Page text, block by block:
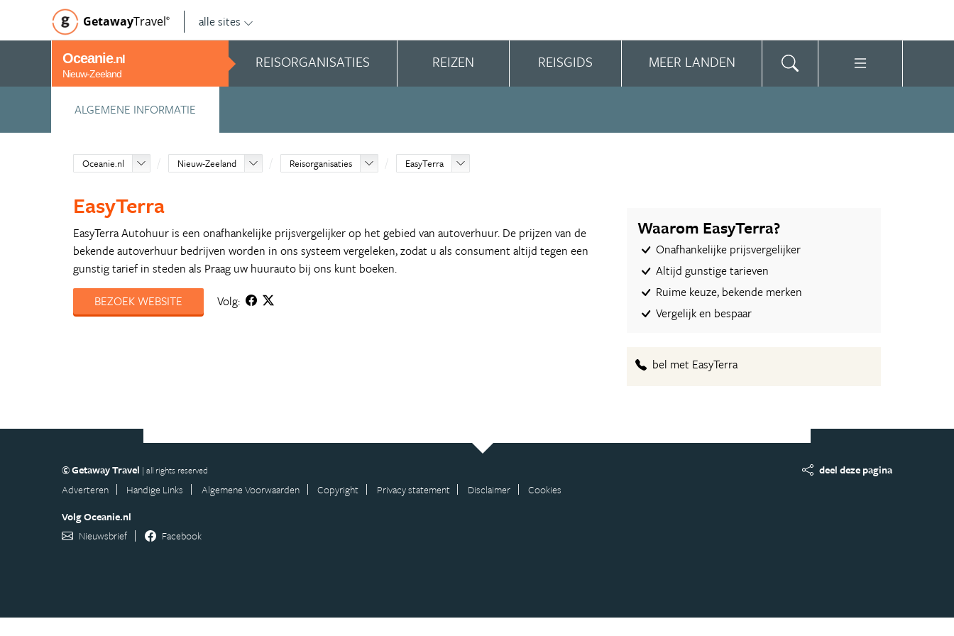
GetawayTravel© alle sites
Oceanie.nl
Nieuw-Zeeland
REISORGANISATIES REIZEN REISGIDS MEER LANDEN
ALGEMENE INFORMATIE
Oceanie.nl Nieuw-Zeeland Reisorganisaties EasyTerra
EasyTerra
EasyTerra Autohuur is een onafhankelijke prijsvergelijker op het gebied van autoverhuur. De prijzen van de
bekende autoverhuur bedrijven worden in ons systeem vergeleken, zodat u als consument altijd tegen een
gunstig tarief in steden als Praag uw huurauto bij ons kunt boeken.
BEZOEK WEBSITE
Volg:
Waarom EasyTerra?
Onafhankelijke prijsvergelijker
Altijd gunstige tarieven
Ruime keuze, bekende merken
Vergelijk en bespaar
bel met EasyTerra
deel deze pagina
© Getaway Travel | all rights reserved
Adverteren Handige Links Algemene Voorwaarden Copyright Privacy statement Disclaimer
Cookies
Volg Oceanie.nl
Nieuwsbrief
Facebook